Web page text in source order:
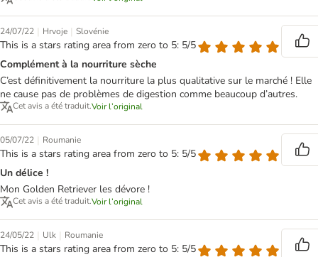
24/07/22 | Hrvoje | Slovénie
This is a stars rating area from zero to 5: 5/5
Complément à la nourriture sèche
C’est définitivement la nourriture la plus qualitative sur le marché ! Elle
ne cause pas de problèmes de digestion comme beaucoup d’autres.
Cet avis a été traduit.Voir l’original
05/07/22 | Roumanie
This is a stars rating area from zero to 5: 5/5
Un délice !
Mon Golden Retriever les dévore !
Cet avis a été traduit.Voir l’original
24/05/22 | Ulk | Roumanie
This is a stars rating area from zero to 5: 5/5